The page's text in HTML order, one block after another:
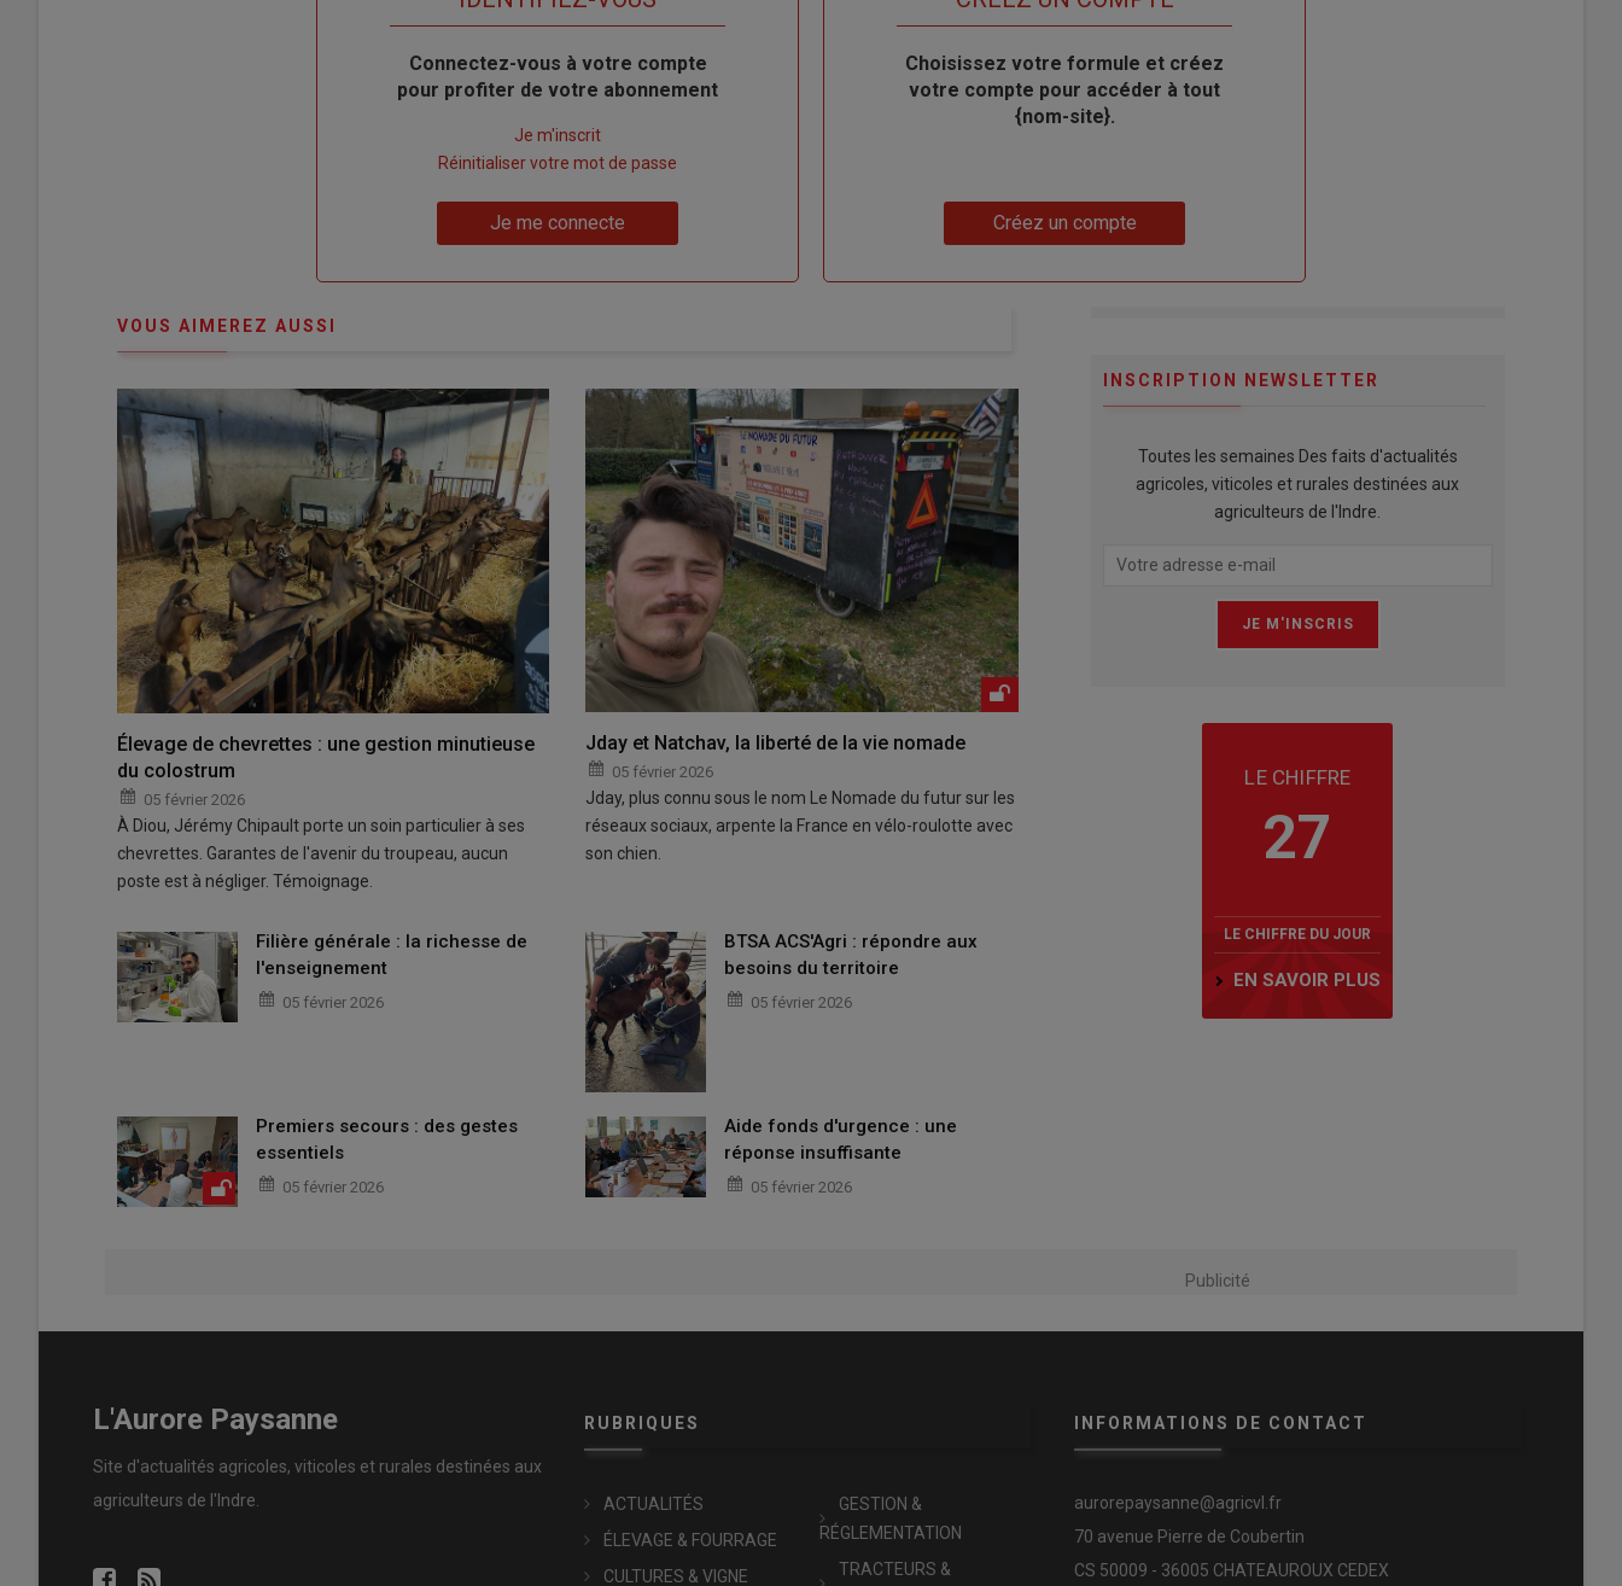
Body
Connectez-vous à votre compte
pour profiter de votre abonnement
compte"
Je m'inscrit
Réinitialiser votre mot de passe
Je me connecte
Body
Choisissez votre formule et créez
votre compte pour accéder à tout
{nom-site}.
Créez un compte
VOUS AIMEREZ AUSSI
Élevage de chevrettes : une gestion minutieuse
du colostrum
05 février 2026
À Diou, Jérémy Chipault porte un soin particulier à ses
chevrettes. Garantes de l'avenir du troupeau, aucun
poste est à négliger. Témoignage.
Jday et Natchav, la liberté de la vie nomade
05 février 2026
Jday, plus connu sous le nom Le Nomade du futur sur les
réseaux sociaux, arpente la France en vélo-roulotte avec
son chien.
Filière générale : la richesse de
l'enseignement
05 février 2026
BTSA ACS'Agri : répondre aux
besoins du territoire
05 février 2026
Premiers secours : des gestes
essentiels
05 février 2026
Aide fonds d'urgence : une
réponse insuffisante
05 février 2026
INSCRIPTION NEWSLETTER
Toutes les semaines Des faits d'actualités
agricoles, viticoles et rurales destinées aux
agriculteurs de l'Indre.
LE CHIFFRE
27
LE CHIFFRE DU JOUR
EN SAVOIR PLUS
Publicité
L'Aurore Paysanne
Site d'actualités agricoles, viticoles et rurales destinées aux
agriculteurs de l'Indre.
RUBRIQUES
ACTUALITÉS
ÉLEVAGE & FOURRAGE
CULTURES & VIGNE
GESTION &
RÉGLEMENTATION
TRACTEURS &
INFORMATIONS DE CONTACT
aurorepaysanne@agricvl.fr
70 avenue Pierre de Coubertin
CS 50009 - 36005 CHATEAUROUX CEDEX